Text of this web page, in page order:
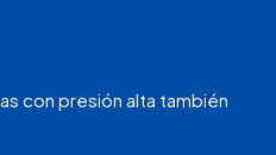
con presión alta también